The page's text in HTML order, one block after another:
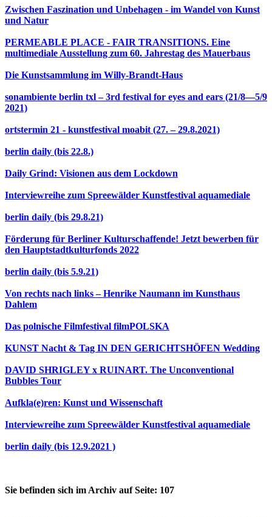
Zwischen Faszination und Unbehagen - im Wandel von Kunst
und Natur
PERMEABLE PLACE - FAIR TRANSITIONS. Eine
multimediale Ausstellung zum 60. Jahrestag des Mauerbaus
Die Kunstsammlung im Willy-Brandt-Haus
sonambiente berlin txl – 3rd festival for eyes and ears (21/8—5/9
2021)
ortstermin 21 - kunstfestival moabit (27. – 29.8.2021)
berlin daily (bis 22.8.)
Daily Grind: Visionen aus dem Lockdown
Interviewreihe zum Spreewälder Kunstfestival aquamediale
berlin daily (bis 29.8.21)
Förderung für Berliner Kulturschaffende! Jetzt bewerben für
den Hauptstadtkulturfonds 2022
berlin daily (bis 5.9.21)
Von rechts nach links – Henrike Naumann im Kunsthaus
Dahlem
Das polnische Filmfestival filmPOLSKA
KUNST Nacht & Tag IN DEN GERICHTSHÖFEN Wedding
DAVID SHRIGLEY x RUINART. The Unconventional
Bubbles Tour
Aufkla(e)ren: Kunst und Wissenschaft
Interviewreihe zum Spreewälder Kunstfestival aquamediale
berlin daily (bis 12.9.2021 )
Sie befinden sich im Archiv auf Seite: 107